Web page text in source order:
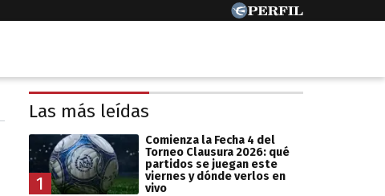
Las más leídas
1
Comienza la Fecha 4 del
Torneo Clausura 2026: qué
partidos se juegan este
viernes y dónde verlos en
vivo